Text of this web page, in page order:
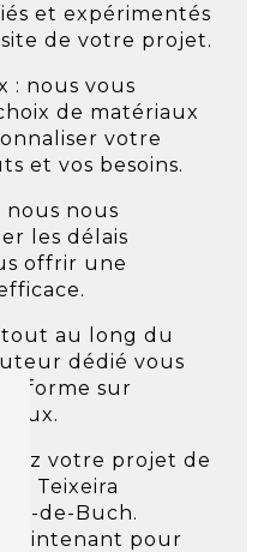
et expérimentés
de votre projet.
: nous vous
de matériaux
votre
et vos besoins.
nous nous
les délais
offrir une
tout au long du
dédié vous
informe sur
votre projet de
à Teixeira
de-Buch.
maintenant pour